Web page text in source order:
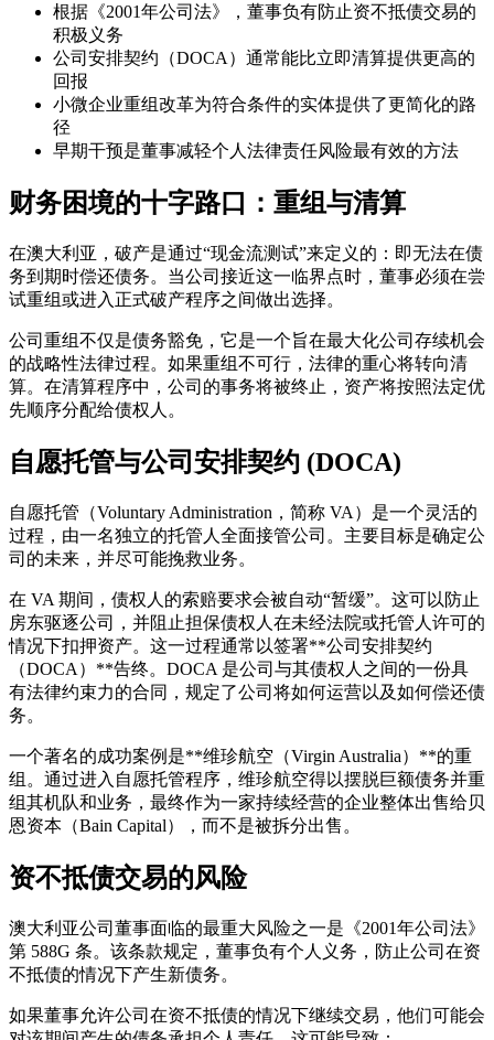
根据《2001年公司法》，董事负有防止资不抵债交易的
积极义务
公司安排契约（DOCA）通常能比立即清算提供更高的
回报
小微企业重组改革为符合条件的实体提供了更简化的路
径
早期干预是董事减轻个人法律责任风险最有效的方法
财务困境的十字路口：重组与清算
在澳大利亚，破产是通过“现金流测试”来定义的：即无法在债
务到期时偿还债务。当公司接近这一临界点时，董事必须在尝
试重组或进入正式破产程序之间做出选择。
公司重组不仅是债务豁免，它是一个旨在最大化公司存续机会
的战略性法律过程。如果重组不可行，法律的重心将转向清
算。在清算程序中，公司的事务将被终止，资产将按照法定优
先顺序分配给债权人。
自愿托管与公司安排契约 (DOCA)
自愿托管（Voluntary Administration，简称 VA）是一个灵活的
过程，由一名独立的托管人全面接管公司。主要目标是确定公
司的未来，并尽可能挽救业务。
在 VA 期间，债权人的索赔要求会被自动“暂缓”。这可以防止
房东驱逐公司，并阻止担保债权人在未经法院或托管人许可的
情况下扣押资产。这一过程通常以签署**公司安排契约
（DOCA）**告终。DOCA 是公司与其债权人之间的一份具
有法律约束力的合同，规定了公司将如何运营以及如何偿还债
务。
一个著名的成功案例是**维珍航空（Virgin Australia）**的重
组。通过进入自愿托管程序，维珍航空得以摆脱巨额债务并重
组其机队和业务，最终作为一家持续经营的企业整体出售给贝
恩资本（Bain Capital），而不是被拆分出售。
资不抵债交易的风险
澳大利亚公司董事面临的最重大风险之一是《2001年公司法》
第 588G 条。该条款规定，董事负有个人义务，防止公司在资
不抵债的情况下产生新债务。
如果董事允许公司在资不抵债的情况下继续交易，他们可能会